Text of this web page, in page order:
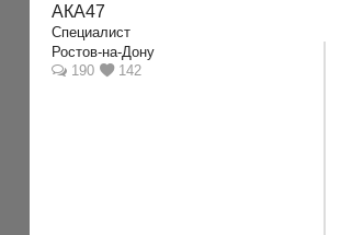
АКА47
Специалист
Ростов-на-Дону
190
142